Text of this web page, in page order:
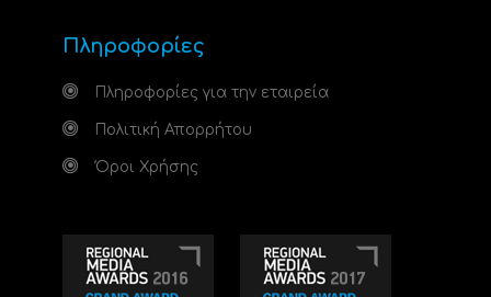
Πληροφορίες
Πληροφορίες για την εταιρεία
Πολιτική Απορρήτου
Όροι Χρήσης